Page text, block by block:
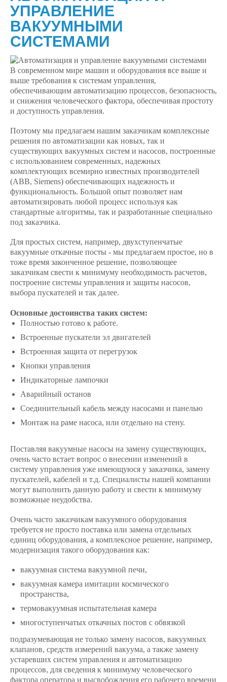
УПРАВЛЕНИЕ
ВАКУУМНЫМИ
СИСТЕМАМИ
В современном мире машин и оборудования все выше и
выше требования к системам управления,
обеспечивающим автоматизацию процессов, безопасность,
и снижения человеческого фактора, обеспечивая простоту
и доступность управления.
Поэтому мы предлагаем нашим заказчикам комплексные
решения по автоматизации как новых, так и
существующих вакуумных систем и насосов, построенные
с использованием современных, надежных
комплектующих всемирно известных производителей
(ABB, Siemens) обеспечивающих надежность и
функциональность. Большой опыт позволяет нам
автоматизировать любой процесс используя как
стандартные алгоритмы, так и разработанные специально
под заказчика.
Для простых систем, например, двухступенчатые
вакуумные откачные посты - мы предлагаем простое, но в
тоже время законченное решение, позволяющее
заказчикам свести к минимуму необходимость расчетов,
построение системы управления и защиты насосов,
выбора пускателей и так далее.
Основные достоинства таких систем:
Полностью готово к работе.
Встроенные пускатели эл двигателей
Встроенная защита от перегрузок
Кнопки управления
Индикаторные лампочки
Аварийный останов
Соединительный кабель между насосами и панелью
Монтаж на раме насоса, или отдельно на стену.
Поставляя вакуумные насосы на замену существующих,
очень часто встает вопрос о внесении изменений в
систему управления уже имеющуюся у заказчика, замену
пускателей, кабелей и т.д. Специалисты нашей компании
могут выполнить данную работу и свести к минимуму
возможные неудобства.
Очень часто заказчикам вакуумного оборудования
требуется не просто поставка или замена отдельных
единиц оборудования, а комплексное решение, например,
модернизация такого оборудования как:
вакуумная система вакуумной печи,
вакуумная камера имитации космического
пространства,
термовакуумная испытательная камера
многоступенчатых откачных постов с обвязкой
подразумевающая не только замену насосов, вакуумных
клапанов, средств измерений вакуума, а также замену
устаревших систем управления и автоматизацию
процессов, для сведения к минимуму человеческого
фактора оператора и высвобождения его рабочего времени